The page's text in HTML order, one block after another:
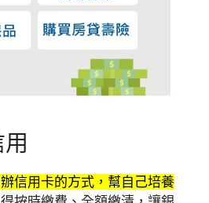
信用卡的方式，幫自己培養